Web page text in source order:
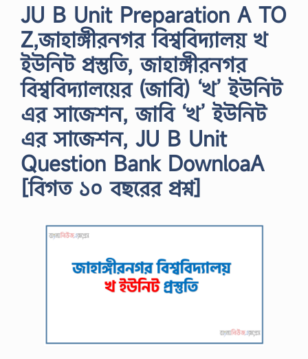
JU B Unit Preparation A TO
Z,জাহাঙ্গীরনগর বিশ্ববিদ্যালয় খ
ইউনিট প্রস্তুতি, জাহাঙ্গীরনগর
বিশ্ববিদ্যালয়ের (জাবি) ‘খ’ ইউনিট
এর সাজেশন, জাবি ‘খ’ ইউনিট
এর সাজেশন, JU B Unit
Question Bank DownloaA
[বিগত ১০ বছরের প্রশ্ন]